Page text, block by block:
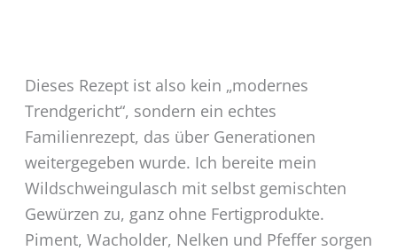
Dieses Rezept ist also kein „modernes
Trendgericht“, sondern ein echtes
Familienrezept, das über Generationen
weitergegeben wurde. Ich bereite mein
Wildschweingulasch mit selbst gemischten
Gewürzen zu, ganz ohne Fertigprodukte.
Piment, Wacholder, Nelken und Pfeffer sorgen